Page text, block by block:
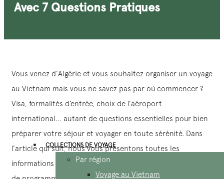
COLLECTIONS DE VOYAGE
Par région
Voyage au Vietnam
Avec 7 Questions Pratiques
Vous venez d’Algérie et vous souhaitez organiser un voyage
au Vietnam mais vous ne savez pas par où commencer ?
Visa, formalités d’entrée, choix de l’aéroport
international… autant de questions essentielles pour bien
préparer votre séjour et voyager en toute sérénité. Dans
l’article qui suit, nous vous présentons toutes les
informations indispensables, ainsi que quelques suggestions